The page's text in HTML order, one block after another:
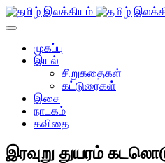
முகப்பு
இயல்
சிறுகதைகள்
கட்டுரைகள்
இசை
நாடகம்
கவிதை
இரவுறு துயரம்